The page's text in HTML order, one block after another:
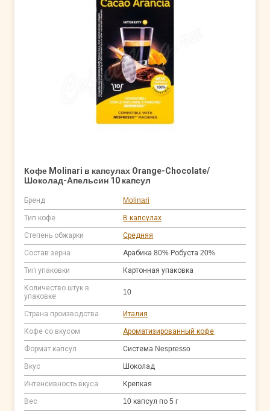
Кофе Molinari в капсулах Orange-Chocolate/
Шоколад-Апельсин 10 капсул
Бренд Molinari
Тип кофе В капсулах
Степень обжарки Средняя
Состав зерна Арабика 80% Робуста 20%
Тип упаковки Картонная упаковка
Количество штук в
упаковке
10
Страна производства Италия
Кофе со вкусом Ароматизированный кофе
Формат капсул Система Nespresso
Вкус Шоколад
Интенсивность вкуса Крепкая
Вес 10 капсул по 5 г